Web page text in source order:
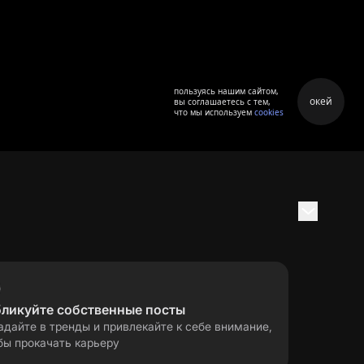
собственные посты
в тренды и привлекайте к себе внимание,
прокачать карьеру
пользуясь нашим сайтом,
вы соглашаетесь с тем,
что мы используем cookies
окей